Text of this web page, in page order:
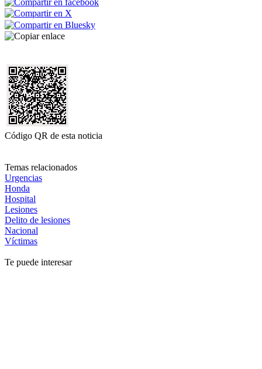
Código QR de esta noticia
Temas relacionados
Urgencias
Honda
Hospital
Lesiones
Delito de lesiones
Nacional
Víctimas
Te puede interesar